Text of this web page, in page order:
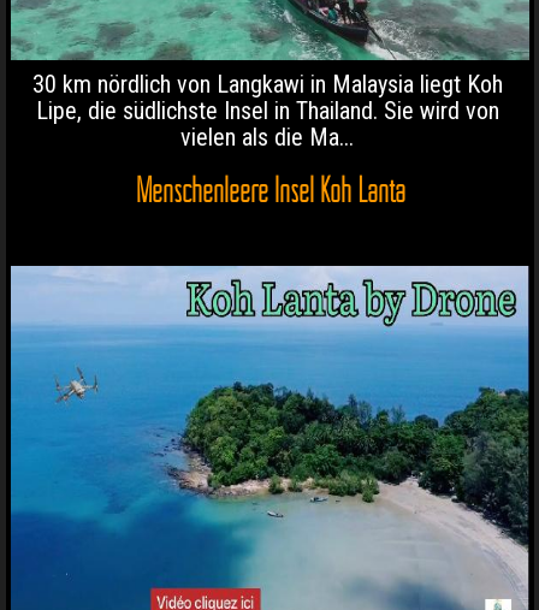
30 km nördlich von Langkawi in Malaysia liegt Koh
Lipe, die südlichste Insel in Thailand. Sie wird von
vielen als die Ma...
Menschenleere Insel Koh Lanta